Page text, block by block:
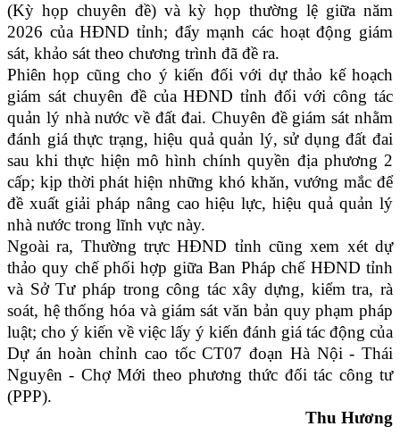
(Kỳ họp chuyên đề) và kỳ họp thường lệ giữa năm
2026 của HĐND tỉnh; đẩy mạnh các hoạt động giám
sát, khảo sát theo chương trình đã đề ra.
Phiên họp cũng cho ý kiến đối với dự thảo kế hoạch
giám sát chuyên đề của HĐND tỉnh đối với công tác
quản lý nhà nước về đất đai. Chuyên đề giám sát nhằm
đánh giá thực trạng, hiệu quả quản lý, sử dụng đất đai
sau khi thực hiện mô hình chính quyền địa phương 2
cấp; kịp thời phát hiện những khó khăn, vướng mắc để
đề xuất giải pháp nâng cao hiệu lực, hiệu quả quản lý
nhà nước trong lĩnh vực này.
Ngoài ra, Thường trực HĐND tỉnh cũng xem xét dự
thảo quy chế phối hợp giữa Ban Pháp chế HĐND tỉnh
và Sở Tư pháp trong công tác xây dựng, kiểm tra, rà
soát, hệ thống hóa và giám sát văn bản quy phạm pháp
luật; cho ý kiến về việc lấy ý kiến đánh giá tác động của
Dự án hoàn chỉnh cao tốc CT07 đoạn Hà Nội - Thái
Nguyên - Chợ Mới theo phương thức đối tác công tư
(PPP).
Thu Hương